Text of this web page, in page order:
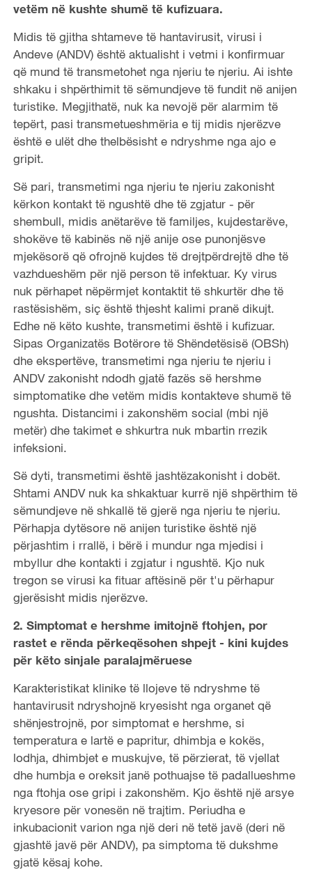
vetëm në kushte shumë të kufizuara.
Midis të gjitha shtameve të hantavirusit, virusi i
Andeve (ANDV) është aktualisht i vetmi i konfirmuar
që mund të transmetohet nga njeriu te njeriu. Ai ishte
shkaku i shpërthimit të sëmundjeve të fundit në anijen
turistike. Megjithatë, nuk ka nevojë për alarmim të
tepërt, pasi transmetueshmëria e tij midis njerëzve
është e ulët dhe thelbësisht e ndryshme nga ajo e
gripit.
Së pari, transmetimi nga njeriu te njeriu zakonisht
kërkon kontakt të ngushtë dhe të zgjatur - për
shembull, midis anëtarëve të familjes, kujdestarëve,
shokëve të kabinës në një anije ose punonjësve
mjekësorë që ofrojnë kujdes të drejtpërdrejtë dhe të
vazhdueshëm për një person të infektuar. Ky virus
nuk përhapet nëpërmjet kontaktit të shkurtër dhe të
rastësishëm, siç është thjesht kalimi pranë dikujt.
Edhe në këto kushte, transmetimi është i kufizuar.
Sipas Organizatës Botërore të Shëndetësisë (OBSh)
dhe ekspertëve, transmetimi nga njeriu te njeriu i
ANDV zakonisht ndodh gjatë fazës së hershme
simptomatike dhe vetëm midis kontakteve shumë të
ngushta. Distancimi i zakonshëm social (mbi një
metër) dhe takimet e shkurtra nuk mbartin rrezik
infeksioni.
Së dyti, transmetimi është jashtëzakonisht i dobët.
Shtami ANDV nuk ka shkaktuar kurrë një shpërthim të
sëmundjeve në shkallë të gjerë nga njeriu te njeriu.
Përhapja dytësore në anijen turistike është një
përjashtim i rrallë, i bërë i mundur nga mjedisi i
mbyllur dhe kontakti i zgjatur i ngushtë. Kjo nuk
tregon se virusi ka fituar aftësinë për t'u përhapur
gjerësisht midis njerëzve.
2. Simptomat e hershme imitojnë ftohjen, por
rastet e rënda përkeqësohen shpejt - kini kujdes
për këto sinjale paralajmëruese
Karakteristikat klinike të llojeve të ndryshme të
hantavirusit ndryshojnë kryesisht nga organet që
shënjestrojnë, por simptomat e hershme, si
temperatura e lartë e papritur, dhimbja e kokës,
lodhja, dhimbjet e muskujve, të përzierat, të vjellat
dhe humbja e oreksit janë pothuajse të padallueshme
nga ftohja ose gripi i zakonshëm. Kjo është një arsye
kryesore për vonesën në trajtim. Periudha e
inkubacionit varion nga një deri në tetë javë (deri në
gjashtë javë për ANDV), pa simptoma të dukshme
gjatë kësaj kohe.